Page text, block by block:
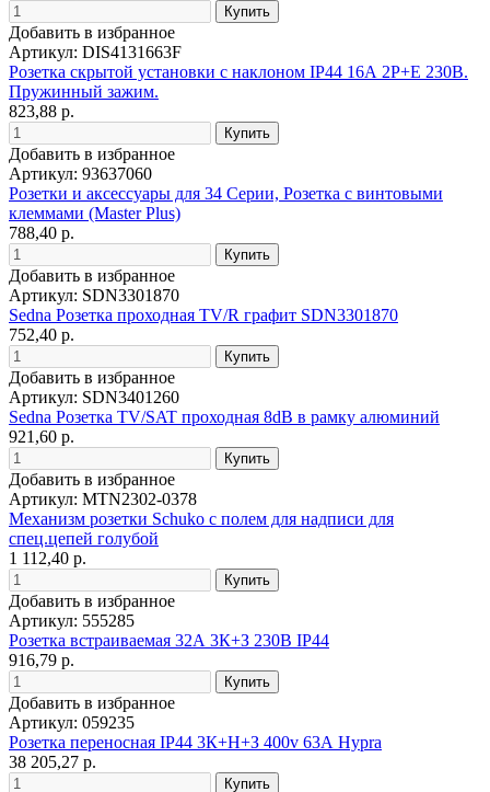
Добавить в избранное
Артикул: DIS4131663F
Розетка скрытой установки с наклоном IP44 16А 2P+E 230В.
Пружинный зажим.
823,88 р.
Добавить в избранное
Артикул: 93637060
Розетки и аксессуары для 34 Серии, Розетка с винтовыми
клеммами (Master Plus)
788,40 р.
Добавить в избранное
Артикул: SDN3301870
Sedna Розетка проходная TV/R графит SDN3301870
752,40 р.
Добавить в избранное
Артикул: SDN3401260
Sedna Розетка TV/SAT проходная 8dB в рамку алюминий
921,60 р.
Добавить в избранное
Артикул: MTN2302-0378
Механизм розетки Schuko с полем для надписи для
спец.цепей голубой
1 112,40 р.
Добавить в избранное
Артикул: 555285
Розетка встраиваемая 32А 3К+З 230В IP44
916,79 р.
Добавить в избранное
Артикул: 059235
Розетка переносная IP44 3К+H+З 400v 63А Hypra
38 205,27 р.